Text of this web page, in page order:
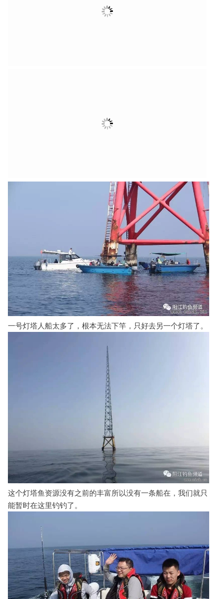
一号灯塔人船太多了，根本无法下竿，只好去另一个灯塔了。
这个灯塔鱼资源没有之前的丰富所以没有一条船在，我们就只
能暂时在这里钓钓了。